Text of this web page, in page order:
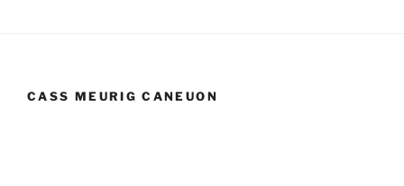
CASS MEURIG CANEUON